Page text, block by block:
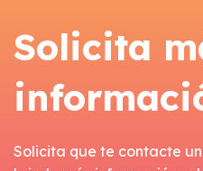
Solicita
Solicita que te contacte